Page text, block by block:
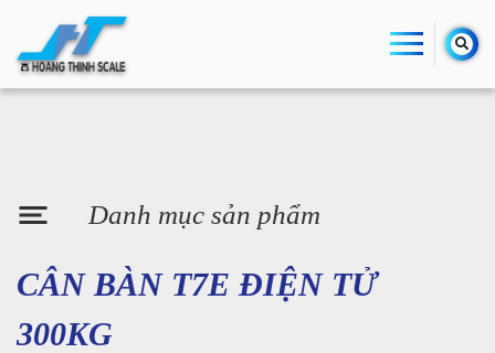
Danh mục sản phẩm
CÂN BÀN T7E ĐIỆN TỬ
300KG